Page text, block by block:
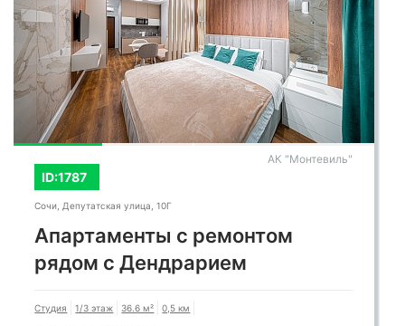
ID:1787
АК "Монтевиль"
Сочи, Депутатская улица, 10Г
Апартаменты с ремонтом
рядом с Дендрарием
Студия 1/3 этаж 36.6 м² 0,5 км